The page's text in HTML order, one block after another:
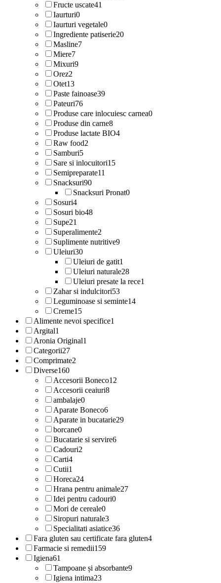
Fructe uscate41
Iaurturi0
Iaurturi vegetale0
Ingrediente patiserie20
Masline7
Miere7
Mixuri9
Orez2
Otet13
Paste fainoase39
Pateuri76
Produse care inlocuiesc carnea0
Produse din carne8
Produse lactate BIO4
Raw food2
Samburi5
Sare si inlocuitori15
Semipreparate11
Snacksuri90
Snacksuri Pronat0
Sosuri4
Sosuri bio48
Supe21
Superalimente2
Suplimente nutritive9
Uleiuri30
Uleiuri de gatit1
Uleiuri naturale28
Uleiuri presate la rece1
Zahar si indulcitori53
Leguminoase si seminte14
Creme15
Alimente nevoi specifice1
Argital1
Aronia Original1
Categorii27
Comprimate2
Diverse160
Accesorii Boneco12
Accesorii ceaiuri8
ambalaje0
Aparate Boneco6
Aparate in bucatarie29
borcane0
Bucatarie si servire6
Cadouri2
Carti4
Cutii1
Horeca24
Hrana pentru animale27
Idei pentru cadouri0
Mori de cereale0
Siropuri naturale3
Specialitati asiatice36
Fara gluten sau certificate fara gluten4
Farmacie si remedii159
Igiena61
Tampoane și absorbante9
Igiena intima23